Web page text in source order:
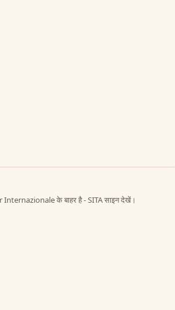
Internazionale के बाहर है - SITA साइन देखें।